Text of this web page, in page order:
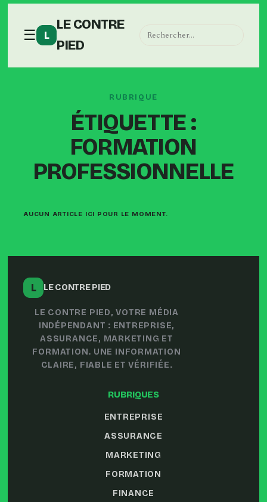
☰ L
LE CONTRE
PIED
RUBRIQUE
ÉTIQUETTE :
FORMATION
PROFESSIONNELLE
AUCUN ARTICLE ICI POUR LE MOMENT.
L LE CONTRE PIED
LE CONTRE PIED, VOTRE MÉDIA
INDÉPENDANT : ENTREPRISE,
ASSURANCE, MARKETING ET
FORMATION. UNE INFORMATION
CLAIRE, FIABLE ET VÉRIFIÉE.
RUBRIQUES
ENTREPRISE
ASSURANCE
MARKETING
FORMATION
FINANCE